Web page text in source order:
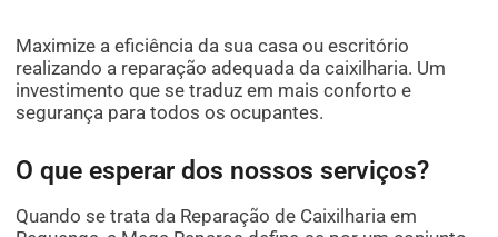
Maximize a eficiência da sua casa ou escritório
realizando a reparação adequada da caixilharia. Um
investimento que se traduz em mais conforto e
segurança para todos os ocupantes.
O que esperar dos nossos serviços?
Quando se trata da Reparação de Caixilharia em